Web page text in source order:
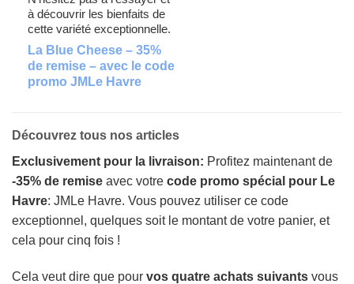
à découvrir les bienfaits de
cette variété exceptionnelle.
La Blue Cheese – 35%
de remise – avec le code
promo JMLe Havre
Découvrez tous nos articles
Exclusivement pour la livraison: Profitez maintenant de
-35% de remise avec votre code promo spécial pour Le
Havre: JMLe Havre. Vous pouvez utiliser ce code
exceptionnel, quelques soit le montant de votre panier, et
cela pour cinq fois !
Cela veut dire que pour vos quatre achats suivants vous